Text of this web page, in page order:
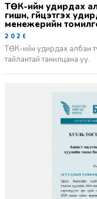
ТӨК-ийн удирдах албан тушаалтны томилгоо: ТУЗ-ийн
гишүүн, гүйцэтгэх
менежерийн
2026-06-02
ТӨК-ийн удирдах албан
тайлантай танилцана уу.